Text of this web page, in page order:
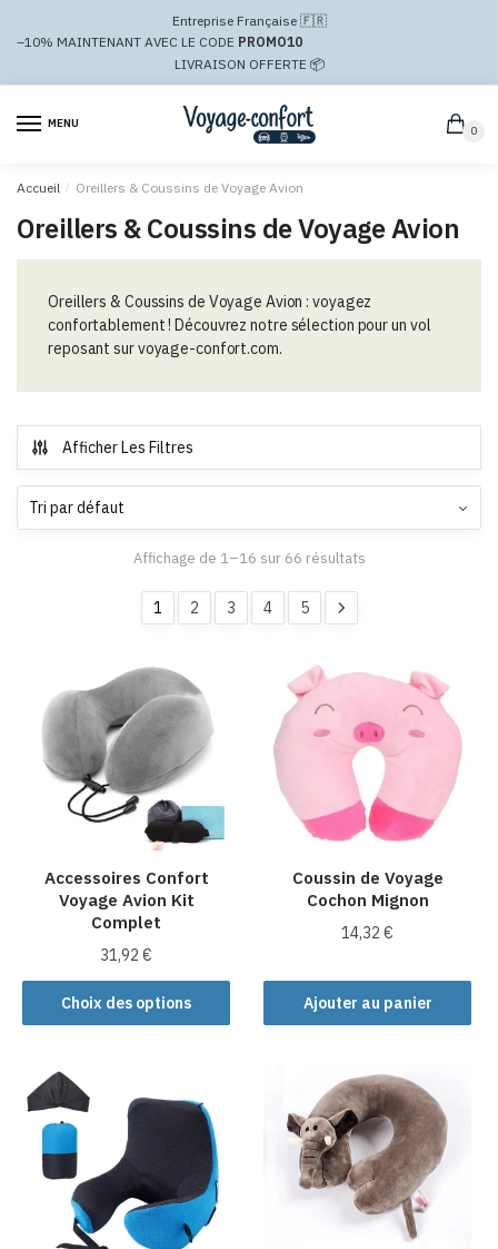
navigation
Entreprise Française 🇫🇷
–10% MAINTENANT AVEC LE CODE PROMO10
LIVRAISON OFFERTE 📦
MENU
0
Accueil / Oreillers & Coussins de Voyage Avion
Oreillers & Coussins de Voyage Avion
Oreillers & Coussins de Voyage Avion : voyagez
confortablement ! Découvrez notre sélection pour un vol
reposant sur voyage-confort.com.
Afficher Les Filtres
Affichage de 1–16 sur 66 résultats
1 2 3 4 5
Accessoires Confort
Voyage Avion Kit
Complet
31,92€
Choix des options
Ce
produit
variations.
options
peuvent
être
choisies
Coussin de Voyage
Cochon Mignon
14,32€
Ajouter au panier